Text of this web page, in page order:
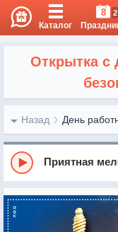
Каталог
8 2
Открытка с
Назад День
Приятная